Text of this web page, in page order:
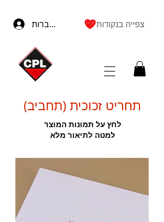
להתחברות צפייה בנקודות
תחריט זכוכית (תחביב)
לחץ על תמונות המוצר
למטה לתיאור מלא